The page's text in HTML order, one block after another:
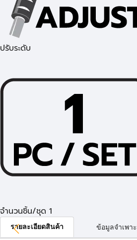
ปรับระดับ
จำนวนชิ้น/ชุด 1
รายละเอียดสินค้า ข้อมูลจำเพาะ